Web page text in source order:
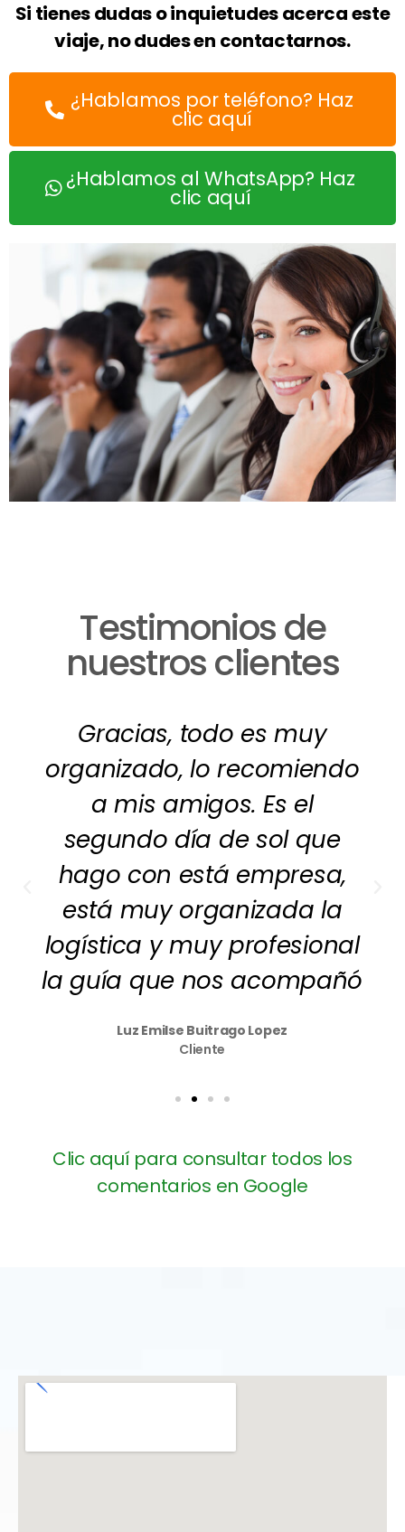
Si tienes dudas o inquietudes acerca este
viaje, no dudes en contactarnos.
¿Hablamos por teléfono? Haz
clic aquí
¿Hablamos al WhatsApp? Haz
clic aquí
Testimonios de
nuestros clientes
Gracias, todo es muy
organizado, lo recomiendo
a mis amigos. Es el
segundo día de sol que
hago con está empresa,
está muy organizada la
logística y muy profesional
la guía que nos acompañó
Luz Emilse Buitrago Lopez
Cliente
Clic aquí para consultar todos los
comentarios en Google